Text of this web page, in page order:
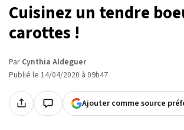
Cuisinez un tendre
carottes !
Par Cynthia Aldeguer
Publié le 14/04/2020 à 09h47
Ajouter comme source